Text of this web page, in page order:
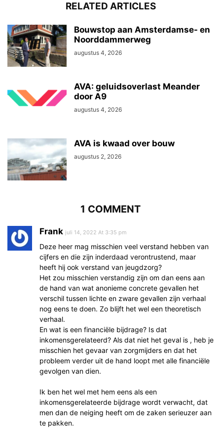
RELATED ARTICLES
Bouwstop aan Amsterdamse- en
Noorddammerweg
augustus 4, 2026
AVA: geluidsoverlast Meander
door A9
augustus 4, 2026
AVA is kwaad over bouw
augustus 2, 2026
1 COMMENT
Frank juli 14, 2022 At 3:35 pm
Deze heer mag misschien veel verstand hebben van
cijfers en die zijn inderdaad verontrustend, maar
heeft hij ook verstand van jeugdzorg?
Het zou misschien verstandig zijn om dan eens aan
de hand van wat anonieme concrete gevallen het
verschil tussen lichte en zware gevallen zijn verhaal
nog eens te doen. Zo blijft het wel een theoretisch
verhaal.
En wat is een financiële bijdrage? Is dat
inkomensgerelateerd? Als dat niet het geval is , heb je
misschien het gevaar van zorgmijders en dat het
probleem verder uit de hand loopt met alle financiële
gevolgen van dien.
Ik ben het wel met hem eens als een
inkomensgerelateerde bijdrage wordt verwacht, dat
men dan de neiging heeft om de zaken serieuzer aan
te pakken.